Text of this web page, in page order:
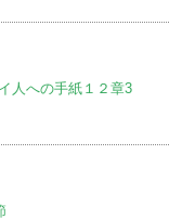
人への手紙１２章3